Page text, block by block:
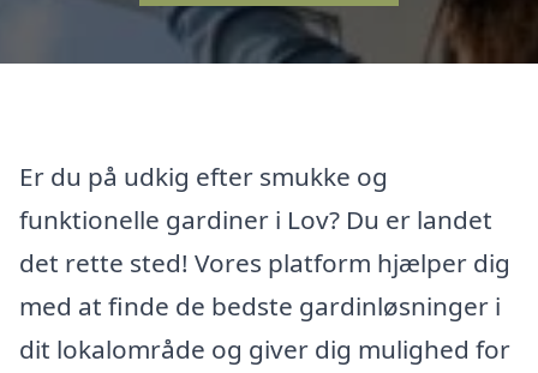
Er du på udkig efter smukke og
funktionelle gardiner i Lov? Du er landet
det rette sted! Vores platform hjælper dig
med at finde de bedste gardinløsninger i
dit lokalområde og giver dig mulighed for